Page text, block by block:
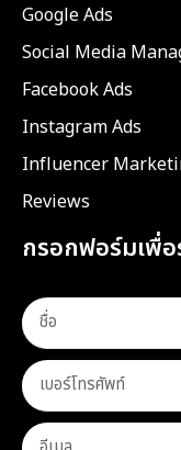
Google Ads
Social Media
Facebook Ads
Instagram Ads
Influencer
Reviews
กรอกฟอร์มเพื่